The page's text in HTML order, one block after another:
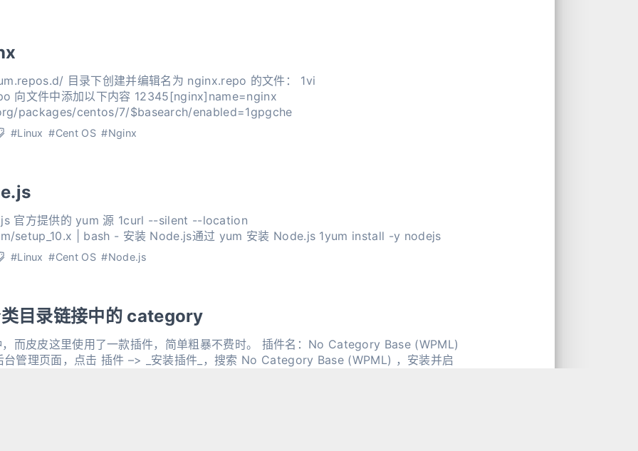
目录下创建并编辑名为 nginx.repo 的文件： 1vi
packages/centos/7/$basearch/enabled=1gpgche
#Linux #Cent OS #Nginx
官方提供的 yum 源 1curl --silent --location
https://rpm.nodesource.com/setup_10.x | bash - 安装 Node.js通过 yum 安装 Node.js 1yum install -y nodejs
#Linux #Cent OS #Node.js
目录链接中的 category
而皮皮这里使用了一款插件，简单粗暴不费时。 插件名：No Category Base (WPML)
管理页面，点击 插件 –> _安装插件_，搜索 No Category Base (WPML) ，安装并启